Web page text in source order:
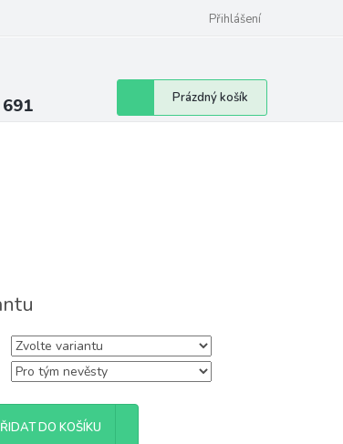
Přihlášení
Nákupní
košík
Prázdný košík
DO KOŠÍKU